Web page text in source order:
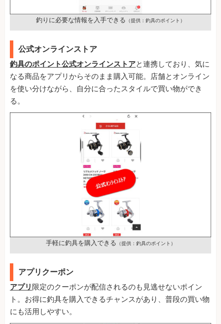
釣りに必要な情報を入手できる （提供：釣具のポイント）
公式オンラインストア
釣具のポイント公式オンラインストアと連携しており、気に
なる商品をアプリからそのまま購入可能。店舗とオンライン
を使い分けながら、自分に合ったスタイルで買い物ができ
る。
手軽に釣具を購入できる （提供：釣具のポイント）
アプリクーポン
アプリ 限定のクーポンが配信されるのも見逃せないポイン
ト。お得に釣具を購入できるチャンスがあり、普段の買い物
にも活用しやすい。